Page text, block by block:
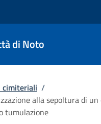
di Noto
pane
cimiteriali /
alla sepoltura di un
tumulazione